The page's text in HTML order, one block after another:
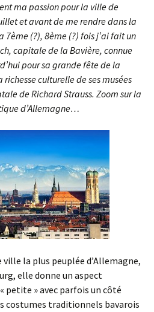
ma passion pour la ville de
et avant de me rendre dans la
(?), 8ème (?) fois j’ai fait un
capitale de la Bavière, connue
pour sa grande fête de la
culturelle de ses musées
de Richard Strauss. Zoom sur la
d’Allemagne…
la plus peuplée d’Allemagne,
elle donne un aspect
petite » avec parfois un côté
costumes traditionnels bavarois